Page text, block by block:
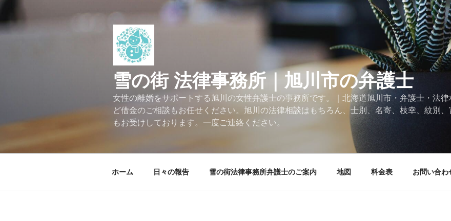
テ
雪の街 法律事務所｜旭川市の弁護士
女性の離婚をサポートする旭川の女性弁護士の事務所です。｜北海道旭川市・弁護士・法
ど借金のご相談もお任せください。旭川の法律相談はもちろん、士別、名寄、枝幸、紋別
もお受けしております。一度ご連絡ください。
ホーム 日々の報告 雪の街法律事務所弁護士のご案内 地図 料金表 お問い合わ